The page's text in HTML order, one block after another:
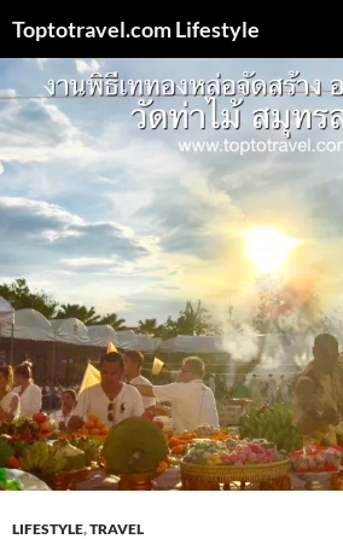
content
Toptotravel.com Lifestyle
LIFESTYLE,TRAVEL